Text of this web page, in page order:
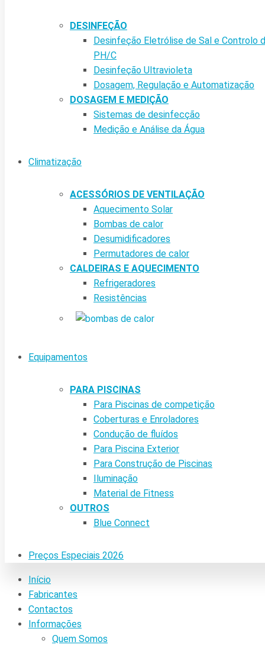
DESINFEÇÃO
Desinfeção Eletrólise de Sal e Controlo
PH/C
Desinfeção Ultravioleta
Dosagem, Regulação e Automatização
DOSAGEM E MEDIÇÃO
Sistemas de desinfecção
Medição e Análise da Água
Climatização
ACESSÓRIOS DE VENTILAÇÃO
Aquecimento Solar
Bombas de calor
Desumidificadores
Permutadores de calor
CALDEIRAS E AQUECIMENTO
Refrigeradores
Resistências
Equipamentos
PARA PISCINAS
Para Piscinas de competição
Coberturas e Enroladores
Condução de fluídos
Para Piscina Exterior
Para Construção de Piscinas
Iluminação
Material de Fitness
OUTROS
Blue Connect
Preços Especiais 2026
Início
Fabricantes
Contactos
Informações
Quem Somos